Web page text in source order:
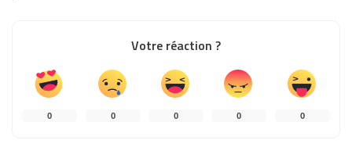
Votre réaction ?
0 0 0 0 0